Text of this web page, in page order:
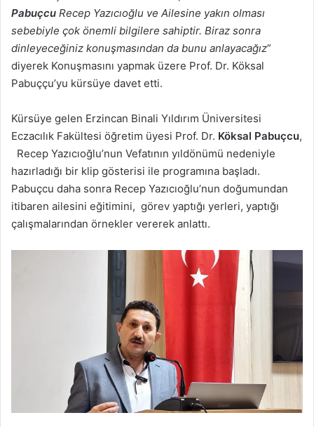
Pabuçcu Recep Yazıcıoğlu ve Ailesine yakın olması
sebebiyle çok önemli bilgilere sahiptir. Biraz sonra
dinleyeceğiniz konuşmasından da bunu anlayacağız”
diyerek Konuşmasını yapmak üzere Prof. Dr. Köksal
Pabuççu’yu kürsüye davet etti.
Kürsüye gelen Erzincan Binali Yıldırım Üniversitesi
Eczacılık Fakültesi öğretim üyesi Prof. Dr. Köksal Pabuçcu,
Recep Yazıcıoğlu’nun Vefatının yıldönümü nedeniyle
hazırladığı bir klip gösterisi ile programına başladı.
Pabuçcu daha sonra Recep Yazıcıoğlu’nun doğumundan
itibaren ailesini eğitimini, görev yaptığı yerleri, yaptığı
çalışmalarından örnekler vererek anlattı.